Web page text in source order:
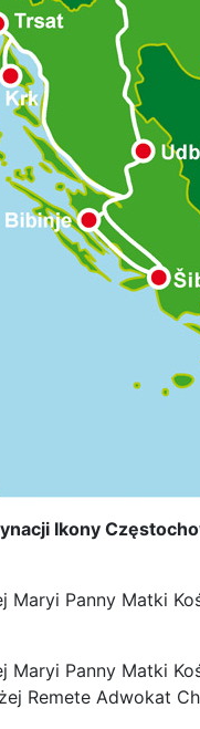
Ikony
Maryi Panny Matki
Maryi Panny Matki
Remete Adwokat